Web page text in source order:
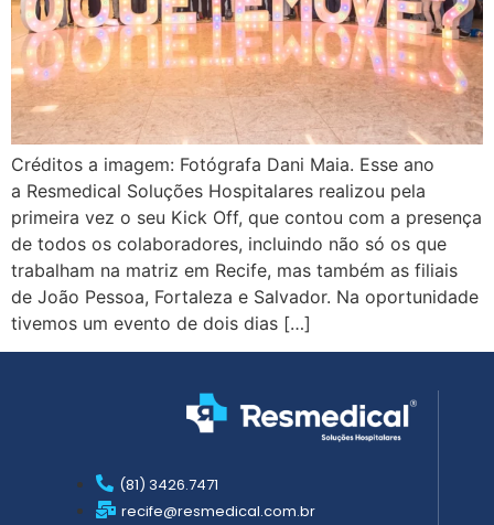
Créditos a imagem: Fotógrafa Dani Maia. Esse ano
a Resmedical Soluções Hospitalares realizou pela
primeira vez o seu Kick Off, que contou com a presença
de todos os colaboradores, incluindo não só os que
trabalham na matriz em Recife, mas também as filiais
de João Pessoa, Fortaleza e Salvador. Na oportunidade
tivemos um evento de dois dias […]
(81) 3426.7471
recife@resmedical.com.br